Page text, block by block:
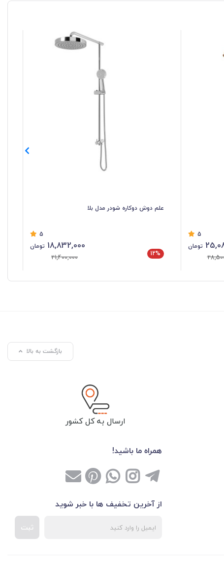
5
تومان
علم دوش دوکاره شودر مدل بلا
5
12%
18,832,000 تومان
21,400,000
بازگشت به بالا
ارسال به کل کشور
همراه ما باشید!
از آخرین تخفیف ها با خبر شوید
ثبت